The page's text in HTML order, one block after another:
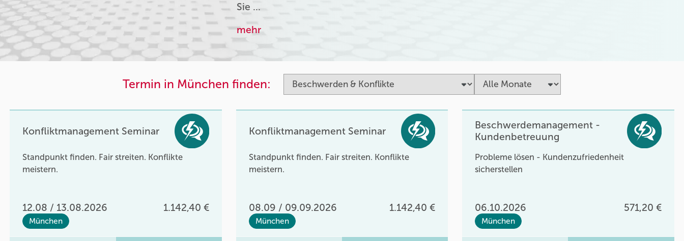
Sie …
mehr
Termin in München finden:
Konfliktmanagement Seminar
Standpunkt finden. Fair streiten. Konflikte
meistern.
12.08 / 13.08.2026 1.142,40 €
München
Konfliktmanagement Seminar
Standpunkt finden. Fair streiten. Konflikte
meistern.
08.09 / 09.09.2026 1.142,40 €
München
Beschwerdemanagement -
Kundenbetreuung
Probleme lösen - Kundenzufriedenheit
sicherstellen
06.10.2026 571,20 €
München